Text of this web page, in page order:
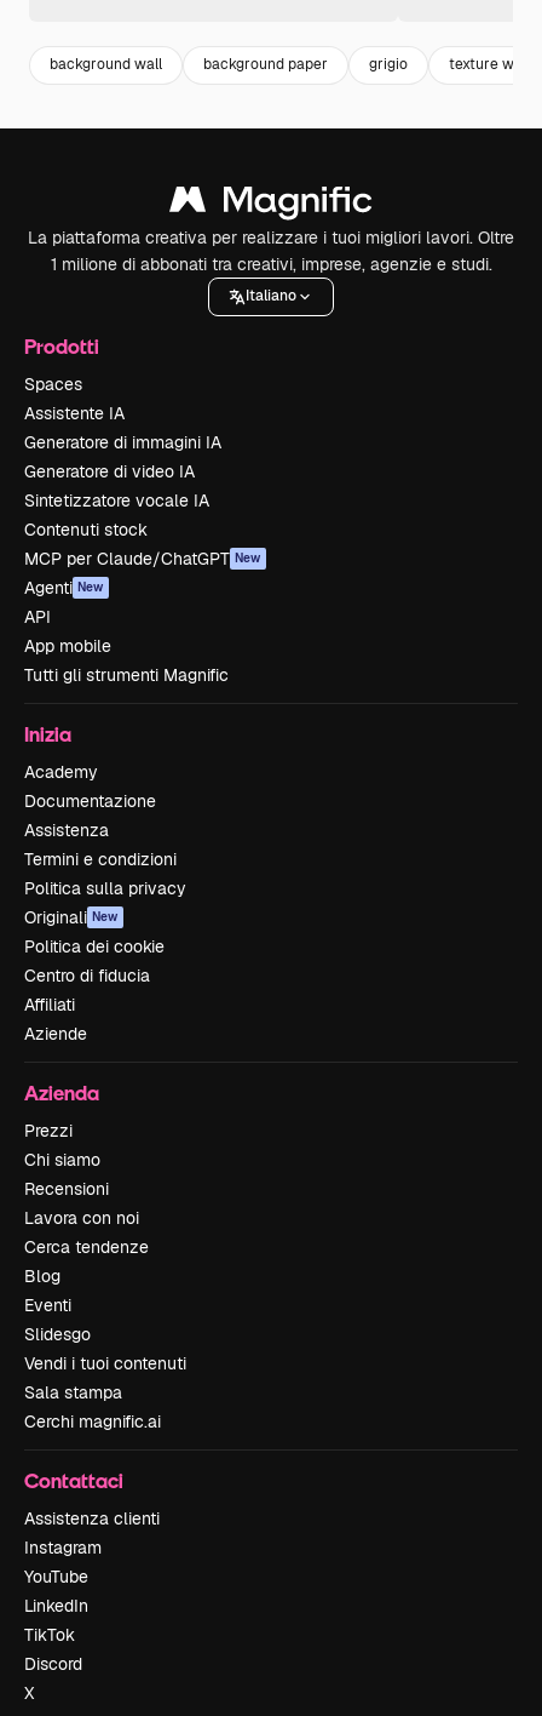
background wall background paper grigio texture white
La piattaforma creativa per realizzare i tuoi migliori lavori. Oltre
1 milione di abbonati tra creativi, imprese, agenzie e studi.
Italiano
Prodotti
Spaces
Assistente IA
Generatore di immagini IA
Generatore di video IA
Sintetizzatore vocale IA
Contenuti stock
MCP per Claude/ChatGPT New
Agenti New
API
App mobile
Tutti gli strumenti Magnific
Inizia
Academy
Documentazione
Assistenza
Termini e condizioni
Politica sulla privacy
Originali New
Politica dei cookie
Centro di fiducia
Affiliati
Aziende
Azienda
Prezzi
Chi siamo
Recensioni
Lavora con noi
Cerca tendenze
Blog
Eventi
Slidesgo
Vendi i tuoi contenuti
Sala stampa
Cerchi magnific.ai
Contattaci
Assistenza clienti
Instagram
YouTube
LinkedIn
TikTok
Discord
X